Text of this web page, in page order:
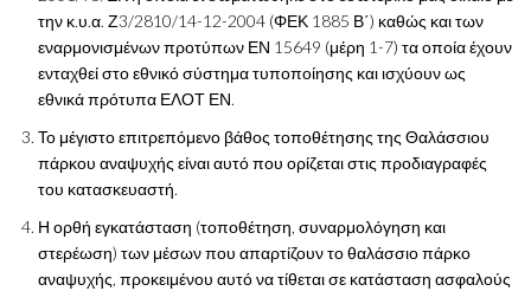
την κ.υ.α. Ζ3/2810/14-12-2004 (ΦΕΚ 1885 Β΄) καθώς και των
εναρμονισμένων προτύπων ΕΝ 15649 (μέρη 1-7) τα οποία έχουν
ενταχθεί στο εθνικό σύστημα τυποποίησης και ισχύουν ως
εθνικά πρότυπα ΕΛΟΤ ΕΝ.
Το μέγιστο επιτρεπόμενο βάθος τοποθέτησης της Θαλάσσιου
πάρκου αναψυχής είναι αυτό που ορίζεται στις προδιαγραφές
του κατασκευαστή.
Η ορθή εγκατάσταση (τοποθέτηση, συναρμολόγηση και
στερέωση) των μέσων που απαρτίζουν το θαλάσσιο πάρκο
αναψυχής, προκειμένου αυτό να τίθεται σε κατάσταση ασφαλούς